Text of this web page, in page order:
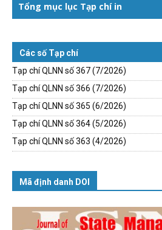
Tổng mục lục Tạp chí in
Các số Tạp chí
Tạp chí QLNN số 367 (7/2026)
Tạp chí QLNN số 366 (7/2026)
Tạp chí QLNN số 365 (6/2026)
Tạp chí QLNN số 364 (5/2026)
Tạp chí QLNN số 363 (4/2026)
Mã định danh DOI